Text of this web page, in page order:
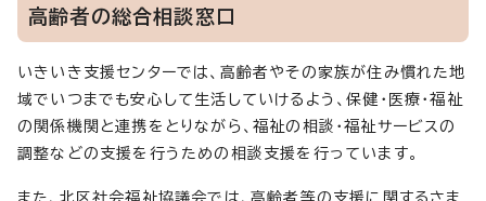
高齢者の総合相談窓口
いきいき支援センターでは、高齢者やその家族が住み慣れた地
域でいつまでも安心して生活していけるよう、保健・医療・福祉
の関係機関と連携をとりながら、福祉の相談・福祉サービスの
調整などの支援を行うための相談支援を行っています。